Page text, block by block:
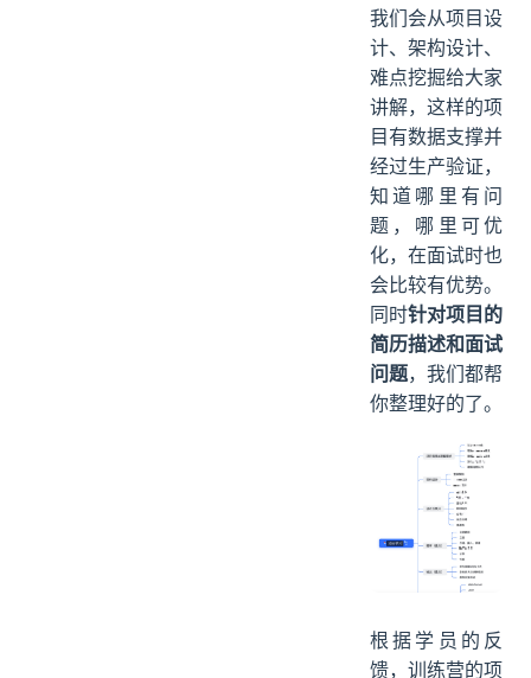
我们会从项目设
计、架构设计、
难点挖掘给大家
讲解，这样的项
目有数据支撑并
经过生产验证，
知道哪里有问
题，哪里可优
化，在面试时也
会比较有优势。
同时针对项目的
简历描述和面试
问题，我们都帮
你整理好的了。
根据学员的反
馈，训练营的项